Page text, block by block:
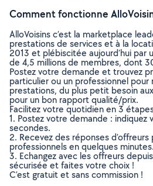
Comment fonctionne
AlloVoisins c’est la marketplace
prestations de services et à la
2013 et plébiscitée aujourd’hui par
de 4,5 millions de membres, dont
Postez votre demande et trouvez
particulier ou un professionnel
prestations, du plus petit besoin
pour un bon rapport qualité/prix.
Facilitez votre quotidien en 3
1. Postez votre demande :
secondes.
2. Recevez des réponses
professionnels en quelques minutes.
3. Echangez avec les offreurs
sécurisée et faites votre choix !
C’est gratuit et sans commission !